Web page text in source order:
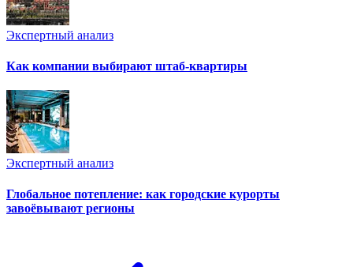
Экспертный анализ
Как компании выбирают штаб-квартиры
Экспертный анализ
Глобальное потепление: как городские курорты
завоёвывают регионы